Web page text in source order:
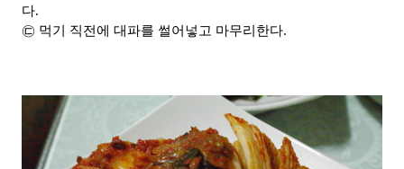
다.
㉢ 먹기 직전에 대파를 썰어넣고 마무리한다.